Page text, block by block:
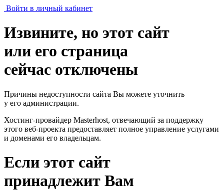
Войти в личный кабинет
Извините, но этот сайт
или его страница
сейчас отключены
Причины недоступности сайта Вы можете уточнить
у его администрации.
Хостинг-провайдер Masterhost, отвечающий за поддержку
этого веб-проекта предоставляет полное управление услугами
и доменами его владельцам.
Если этот сайт
принадлежит Вам